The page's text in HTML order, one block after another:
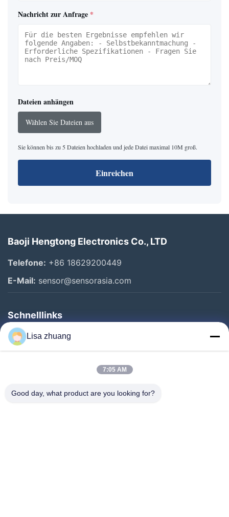
Nachricht zur Anfrage *
Dateien anhängen
Wählen Sie Dateien aus
Sie können bis zu 5 Dateien hochladen und jede Datei maximal 10M groß.
Einreichen
Baoji Hengtong Electronics Co., LTD
Telefone: +86 18629200449
E-Mail: sensor@sensorasia.com
Schnelllinks
Haus
Produkte
Über Uns
Lisa zhuang
7:05 AM
Good day, what product are you looking for?